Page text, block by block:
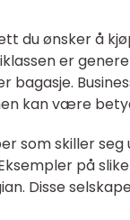
du ønsker å
er
bagasje.
kan være
som skiller
på
Disse